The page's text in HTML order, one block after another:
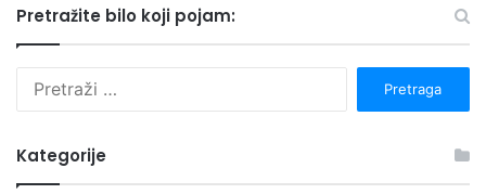
Pretražite bilo koji pojam:
Kategorije